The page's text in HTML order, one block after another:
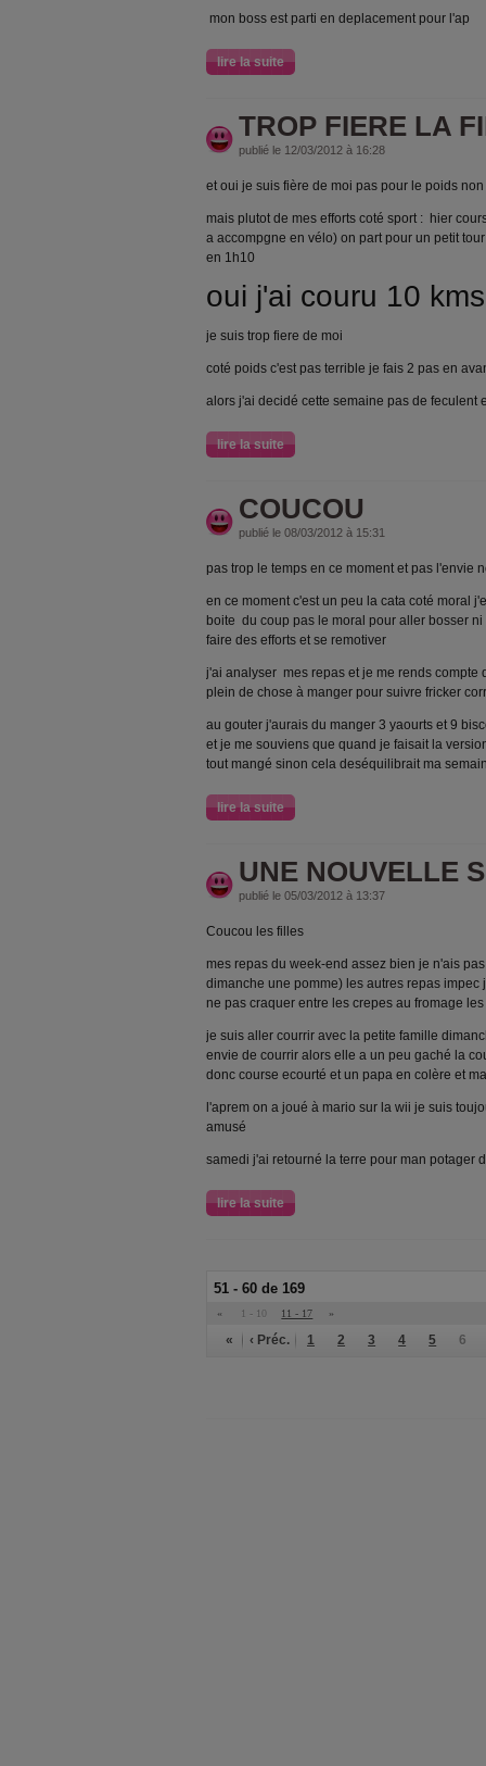
mon boss est parti en deplacement pour l'ap
lire la suite
TROP FIERE LA
publié le 12/03/2012 à 16:28
et oui je suis fière de moi pas pour le poids
mais plutot de mes efforts coté sport : hier
a accompgne en vélo) on part pour un petit
en 1h10
oui j'ai couru 10 kms
je suis trop fiere de moi
coté poids c'est pas terrible je fais 2 pas en
alors j'ai decidé cette semaine pas de feculent
lire la suite
COUCOU
publié le 08/03/2012 à 15:31
pas trop le temps en ce moment et pas l'envie
en ce moment c'est un peu la cata coté moral
boite du coup pas le moral pour aller bosser
faire des efforts et se remotiver
j'ai analyser mes repas et je me rends compte
plein de chose à manger pour suivre fricker
au gouter j'aurais du manger 3 yaourts et 9
et je me souviens que quand je faisait la
tout mangé sinon cela deséquilibrait ma
lire la suite
UNE NOUVELLE
publié le 05/03/2012 à 13:37
Coucou les filles
mes repas du week-end assez bien je n'ais
dimanche une pomme) les autres repas impec
ne pas craquer entre les crepes au fromage
je suis aller courrir avec la petite famille
envie de courrir alors elle a un peu gaché la
donc course ecourté et un papa en colère et
l'aprem on a joué à mario sur la wii je suis
amusé
samedi j'ai retourné la terre pour man potager
lire la suite
51 - 60 de 169
« 1 - 10 11 - 17 »
« ‹ Préc. 1 2 3 4 5 6